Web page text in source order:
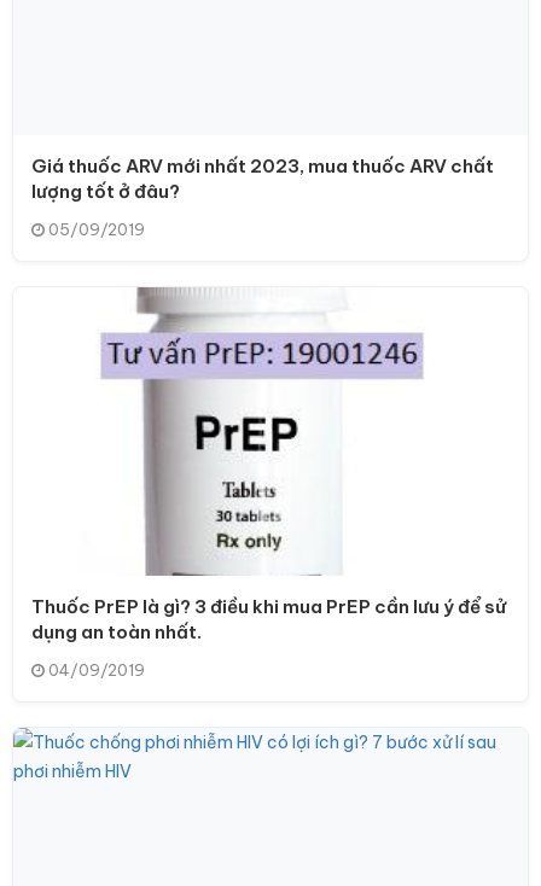
Giá thuốc ARV mới nhất 2023, mua thuốc ARV chất
lượng tốt ở đâu?
05/09/2019
Thuốc PrEP là gì? 3 điều khi mua PrEP cần lưu ý để sử
dụng an toàn nhất.
04/09/2019